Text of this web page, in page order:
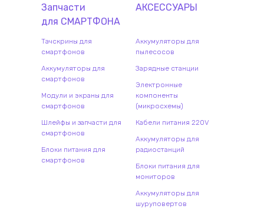
Запчасти
для СМАРТФОНА
Тачскрины для
смартфонов
Аккумуляторы для
смартфонов
Модули и экраны для
смартфонов
Шлейфы и запчасти для
смартфонов
Блоки питания для
смартфонов
АКСЕССУАРЫ
Аккумуляторы для
пылесосов
Зарядные станции
Электронные
компоненты
(микросхемы)
Кабели питания 220V
Аккумуляторы для
радиостанций
Блоки питания для
мониторов
Аккумуляторы для
шуруповертов